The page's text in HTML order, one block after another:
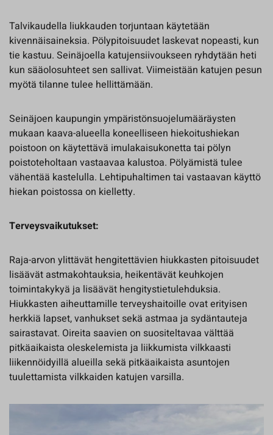
Talvikaudella liukkauden torjuntaan käytetään
kivennäisaineksia. Pölypitoisuudet laskevat nopeasti, kun
tie kastuu. Seinäjoella katujensiivoukseen ryhdytään heti
kun sääolosuhteet sen sallivat. Viimeistään katujen pesun
myötä tilanne tulee hellittämään.
Seinäjoen kaupungin ympäristönsuojelumääräysten
mukaan kaava-alueella koneelliseen hiekoitushiekan
poistoon on käytettävä imulakaisukonetta tai pölyn
poistoteholtaan vastaavaa kalustoa. Pölyämistä tulee
vähentää kastelulla. Lehtipuhaltimen tai vastaavan käyttö
hiekan poistossa on kielletty.
Terveysvaikutukset:
Raja-arvon ylittävät hengitettävien hiukkasten pitoisuudet
lisäävät astmakohtauksia, heikentävät keuhkojen
toimintakykyä ja lisäävät hengitystietulehduksia.
Hiukkasten aiheuttamille terveyshaitoille ovat erityisen
herkkiä lapset, vanhukset sekä astmaa ja sydäntauteja
sairastavat. Oireita saavien on suositeltavaa välttää
pitkäaikaista oleskelemista ja liikkumista vilkkaasti
liikennöidyillä alueilla sekä pitkäaikaista asuntojen
tuulettamista vilkkaiden katujen varsilla.